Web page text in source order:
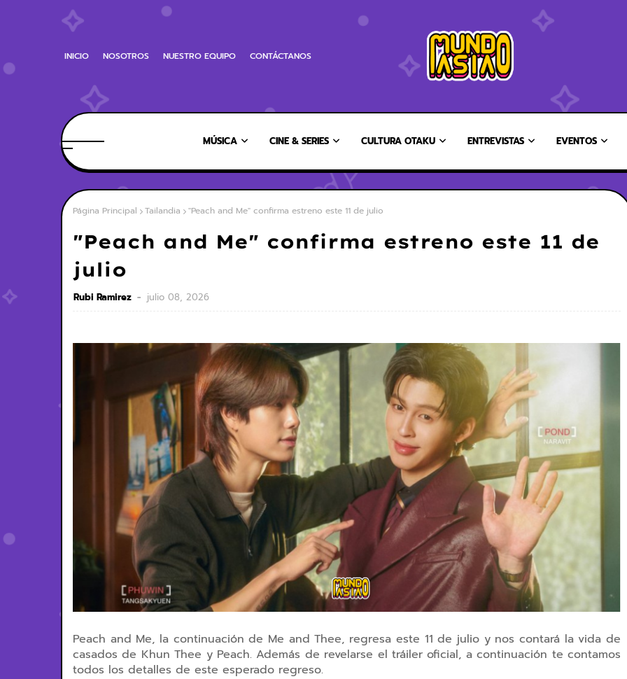
INICIO NOSOTROS NUESTRO EQUIPO CONTÁCTANOS
MÚSICA CINE & SERIES CULTURA OTAKU ENTREVISTAS EVENTOS
Página Principal Tailandia "Peach and Me" confirma estreno este 11 de julio
"Peach and Me" confirma estreno este 11 de
julio
Rubi Ramirez julio 08, 2026
Peach and Me, la continuación de Me and Thee, regresa este 11 de julio y nos contará la vida de
casados de Khun Thee y Peach. Además de revelarse el tráiler oficial, a continuación te contamos
todos los detalles de este esperado regreso.